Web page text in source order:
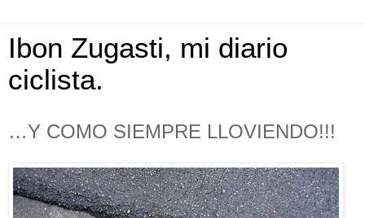
Ibon Zugasti, mi diario
ciclista.
…Y COMO SIEMPRE LLOVIENDO!!!